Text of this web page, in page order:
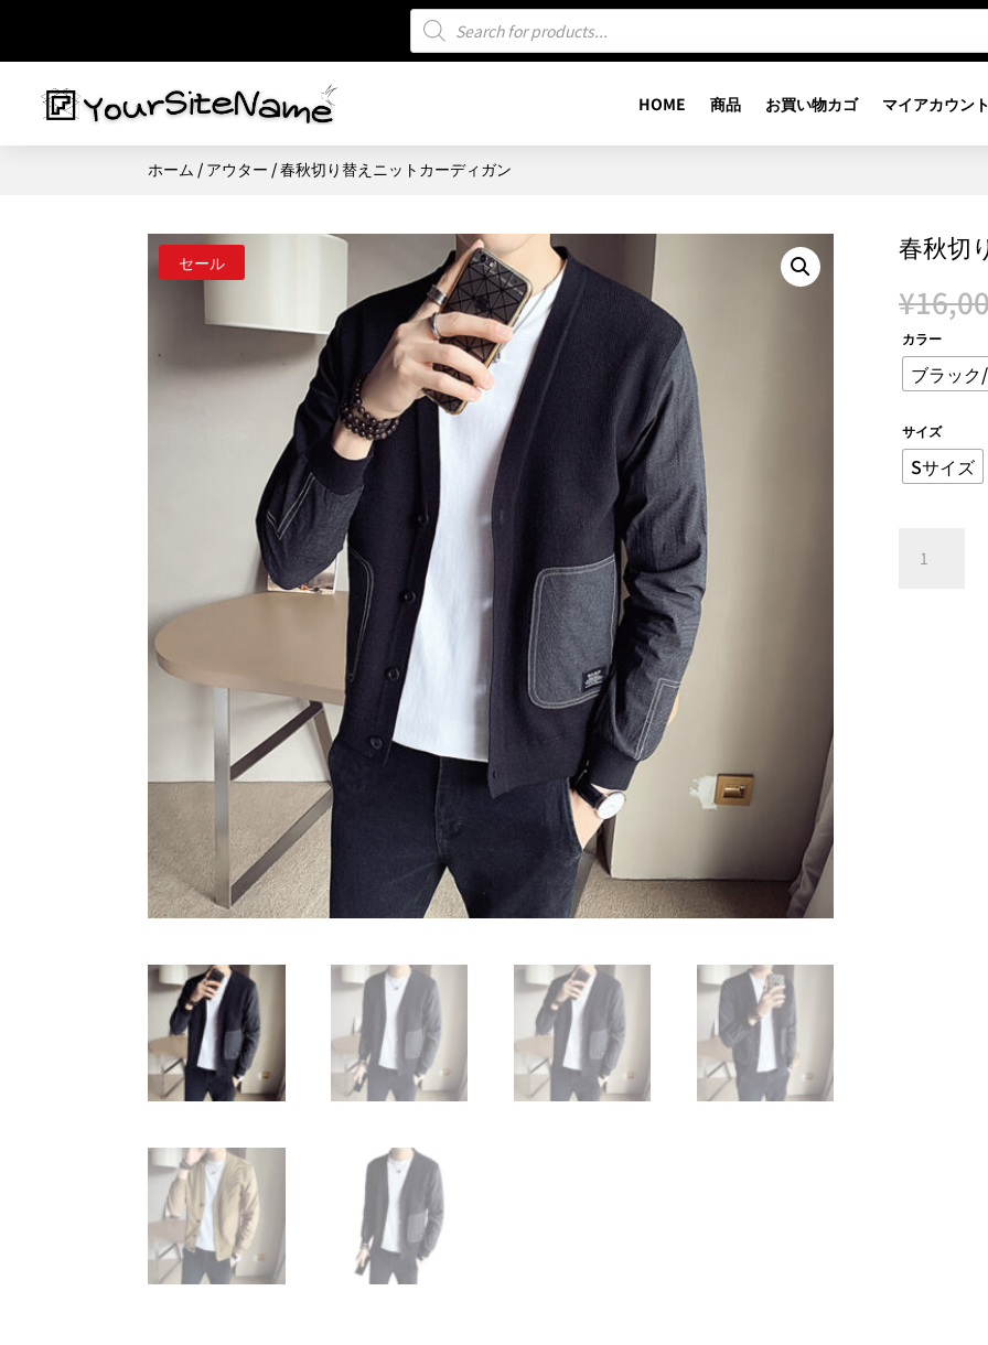
商
索
HOME 商品 お買い物カゴ マイアカウント
ホーム / アウター / 春秋切り替えニットカーディガン
セール 春秋切
¥
カラー
ブラック
サイズ
Sサイズ